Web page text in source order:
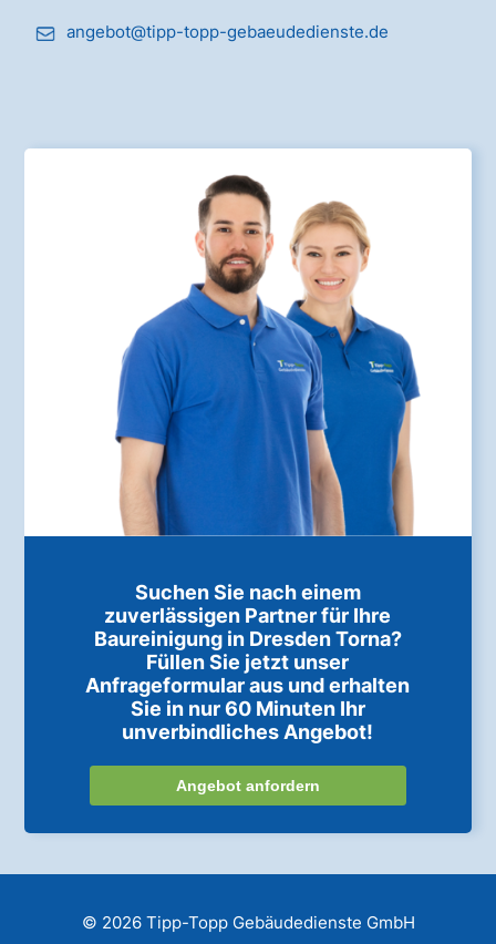
angebot@tipp-topp-gebaeudedienste.de
Suchen Sie nach einem
zuverlässigen Partner für Ihre
Baureinigung in Dresden Torna?
Füllen Sie jetzt unser
Anfrageformular aus und erhalten
Sie in nur 60 Minuten Ihr
unverbindliches Angebot!
Angebot anfordern
© 2026 Tipp-Topp Gebäudedienste GmbH